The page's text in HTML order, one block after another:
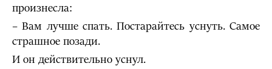
произнесла:
– Вам лучше спать. Постарайтесь уснуть. Самое
страшное позади.
И он действительно уснул.